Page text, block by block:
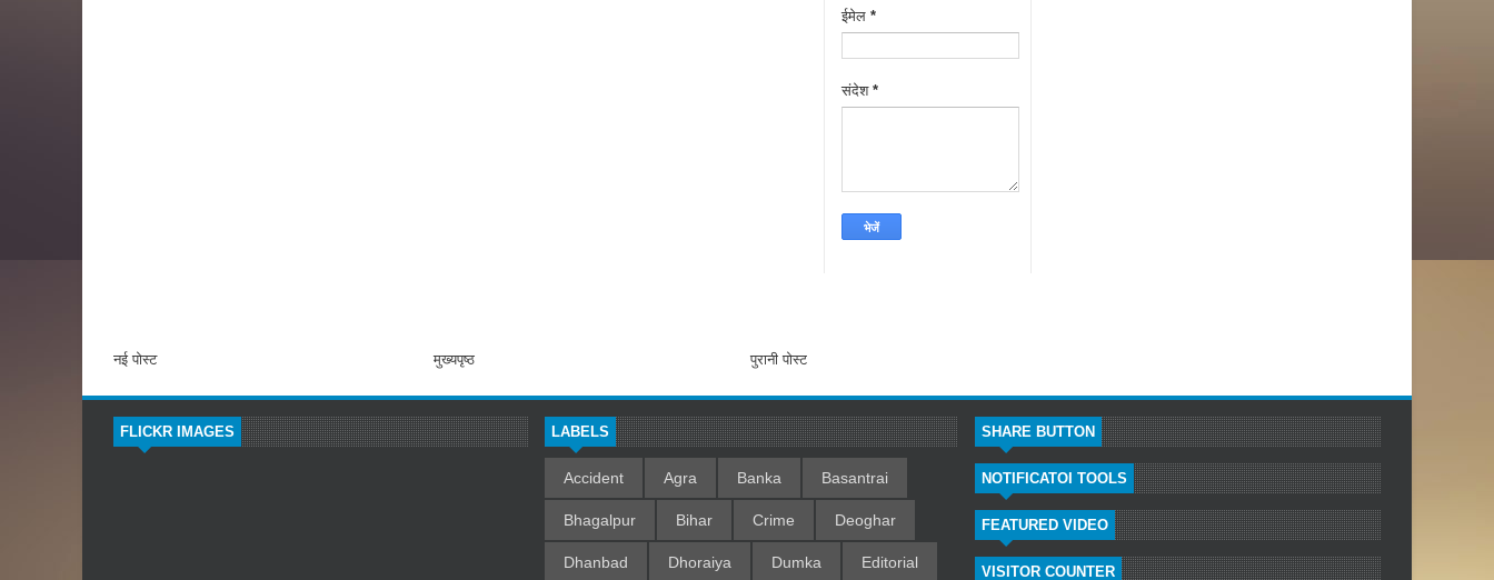
ईमेल *
संदेश *
नई पोस्ट पुरानी पोस्ट
मुख्यपृष्ठ
FLICKR IMAGES LABELS
Accident Agra Banka Basantrai
Bhagalpur Bihar Crime Deoghar
Dhanbad Dhoraiya Dumka Editorial
SHARE BUTTON
NOTIFICATOI TOOLS
FEATURED VIDEO
VISITOR COUNTER